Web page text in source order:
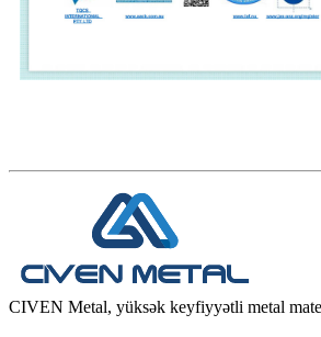
CIVEN Metal, yüksək keyfiyyətli metal